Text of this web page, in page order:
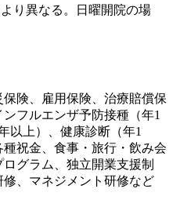
り異なる。日曜開院の場
険、雇用保険、治療賠償保
フルエンザ予防接種（年1
以上）、健康診断（年1
祝金、食事・旅行・飲み会
グラム、独立開業支援制
、マネジメント研修など